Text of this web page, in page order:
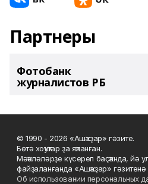
Партнеры
Фотобанк
журналистов РБ
© 1990 - 2026 «Ашҡаҙар» гәзите.
Бөтә хоҡуҡтар ҙа яҡланған.
Мәҡәләләрҙе күсереп баҫҡанда, йә
файҙаланғанда «Ашҡаҙар»
Об использовании персональных